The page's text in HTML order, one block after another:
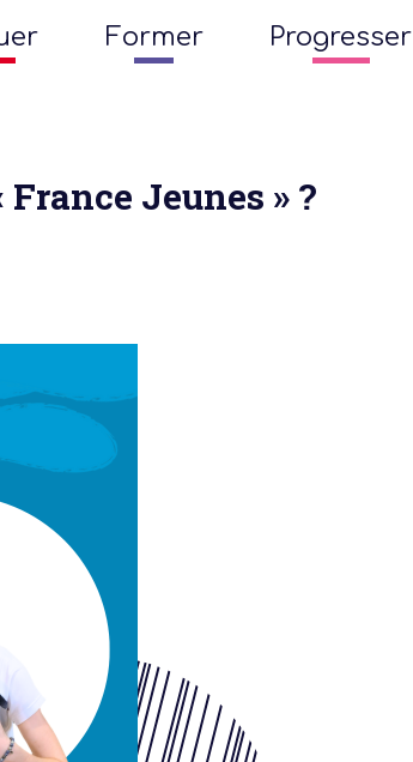
Former Progresser
Jeunes » ?